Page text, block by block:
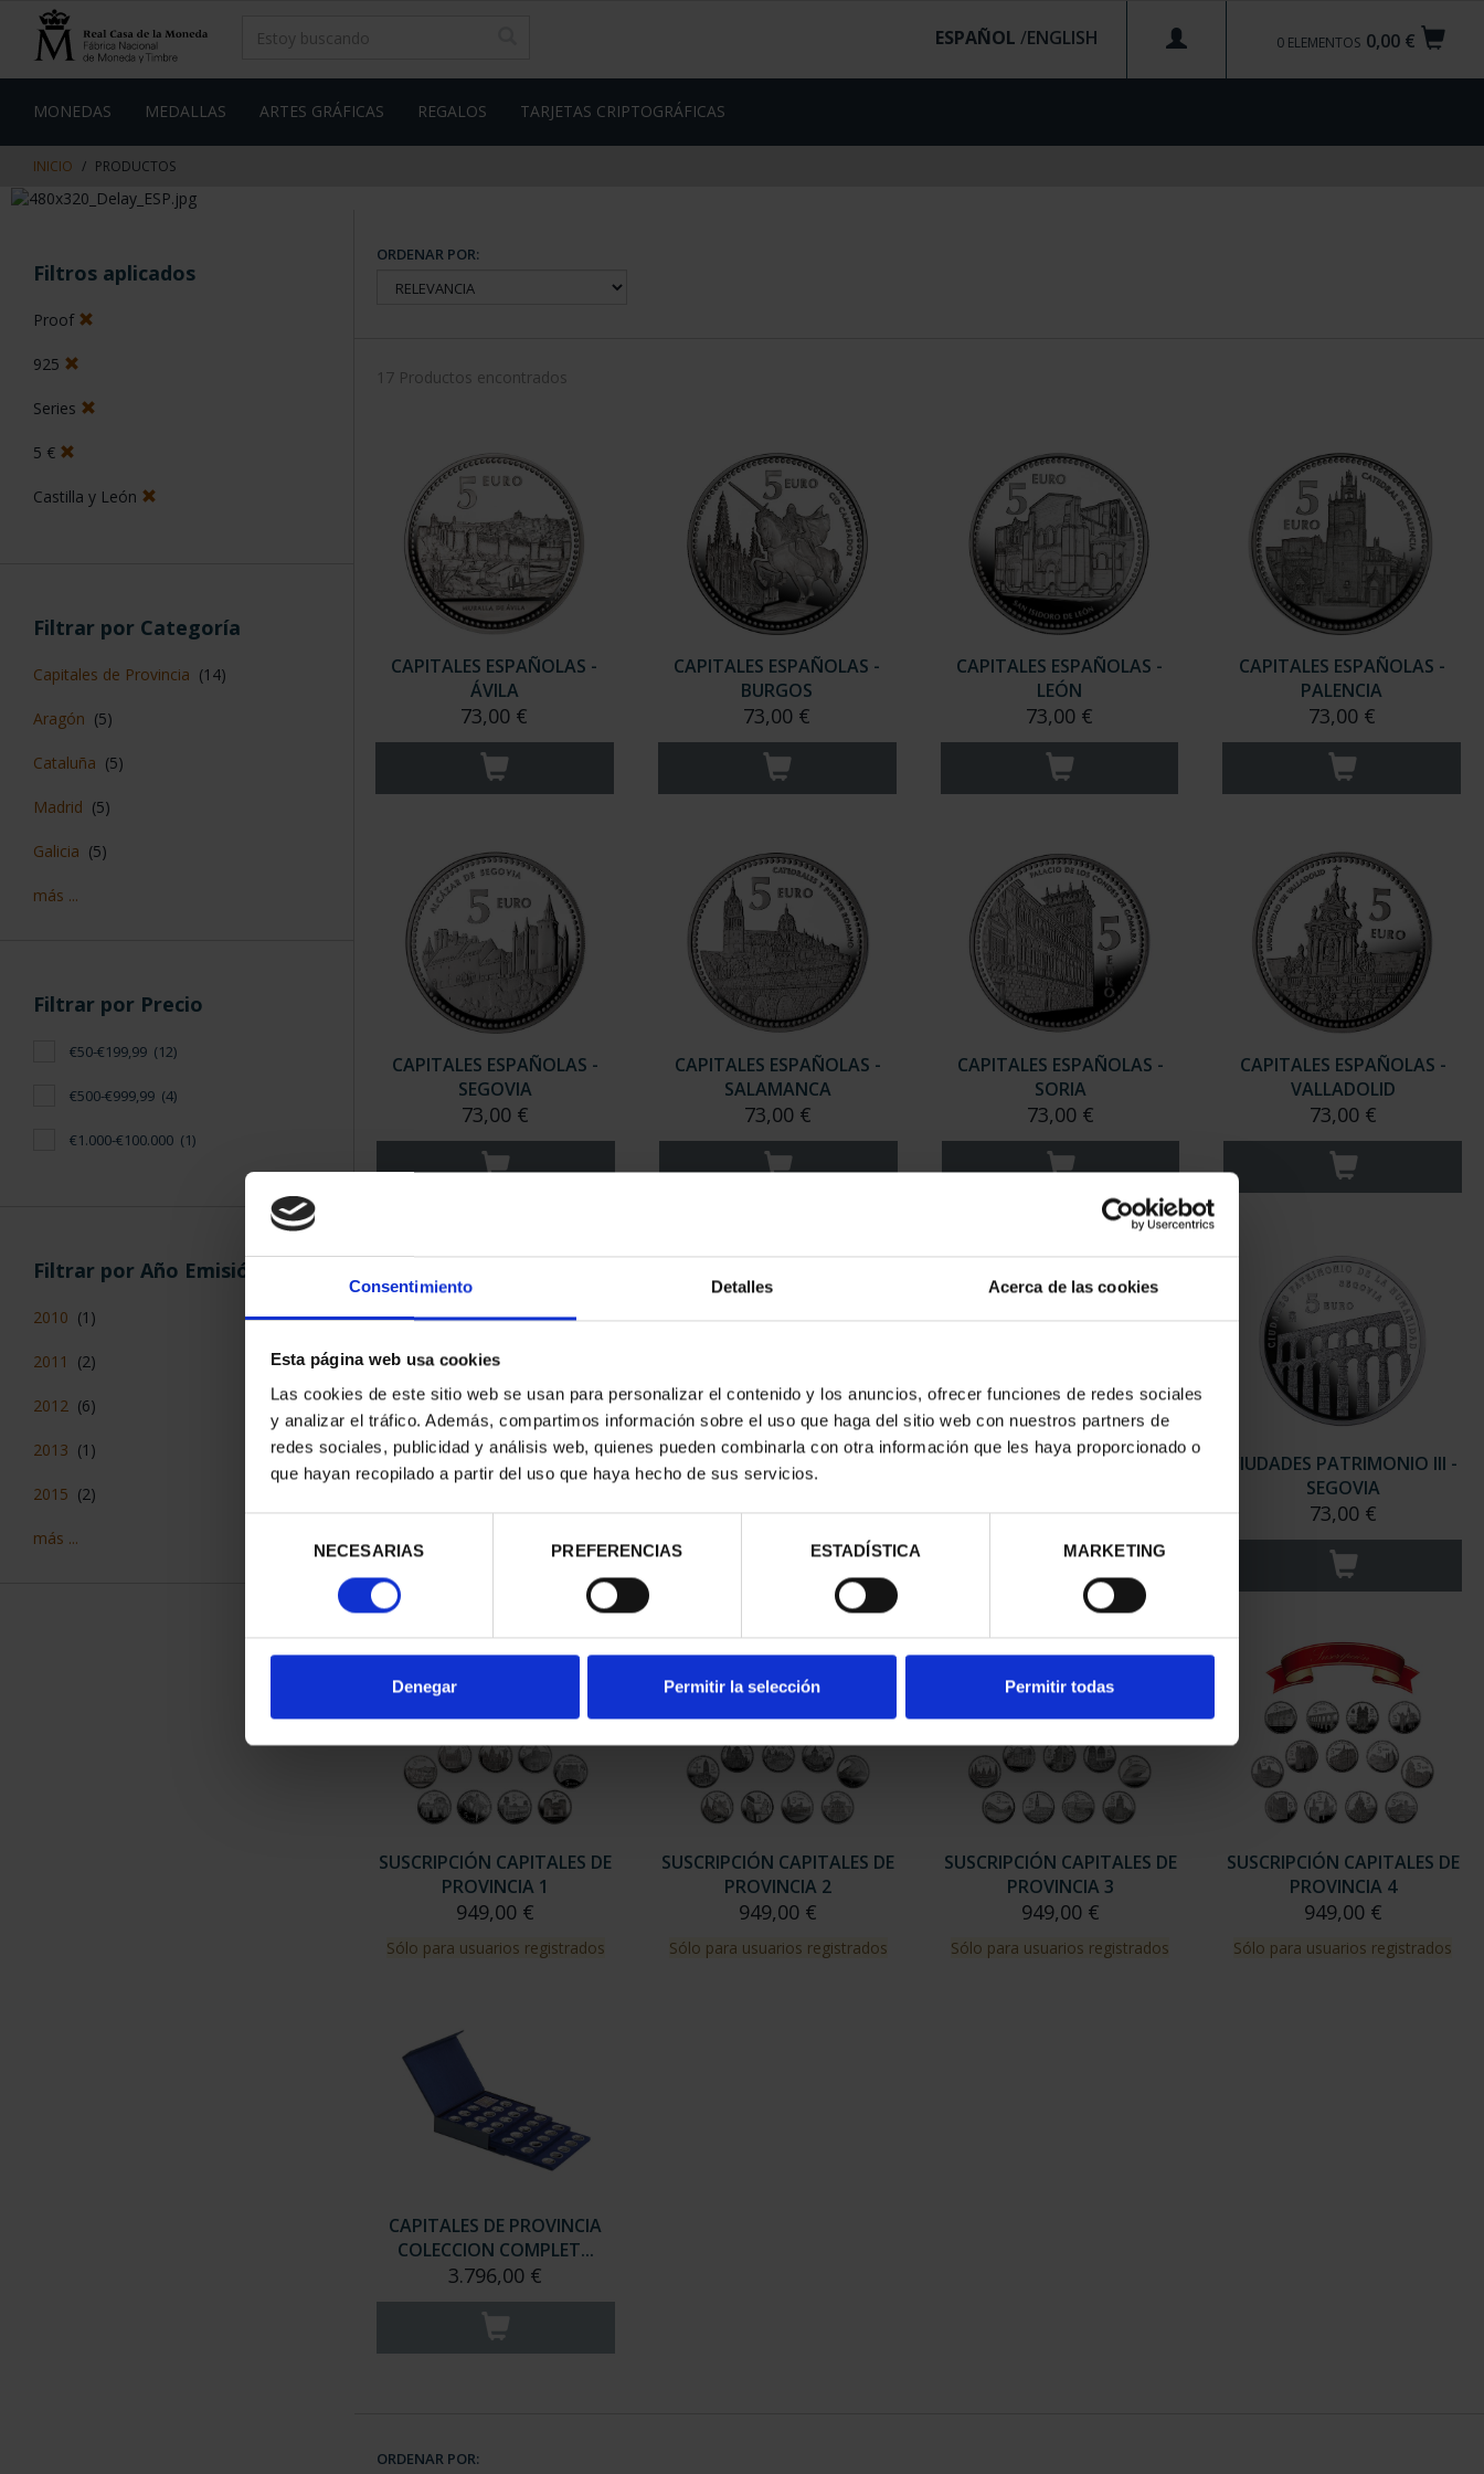
Consentimiento Detalles Acerca de las cookies
Esta página web usa cookies
Las cookies de este sitio web se usan para personalizar el contenido y los anuncios, ofrecer funciones de redes sociales
y analizar el tráfico. Además, compartimos información sobre el uso que haga del sitio web con nuestros partners de
redes sociales, publicidad y análisis web, quienes pueden combinarla con otra información que les haya proporcionado o
que hayan recopilado a partir del uso que haya hecho de sus servicios.
consentimiento
NECESARIAS PREFERENCIAS ESTADÍSTICA MARKETING
Denegar Permitir la selección Permitir todas
contenido
de
0,00 €
0 ELEMENTOS
ESPAÑOL /
MONEDAS MEDALLAS ARTES GRÁFICAS REGALOS TARJETAS CRIPTOGRÁFICAS
INICIO PRODUCTOS
Filtros aplicados
Proof
925
Series
5 €
Castilla y León
Filtrar por Categoría
Capitales de Provincia (14)
Aragón (5)
Cataluña (5)
Madrid (5)
Galicia (5)
más ...
Filtrar por Precio
€50-€199,99 (12)
€500-€999,99 (4)
€1.000-€100.000 (1)
Filtrar por Año Emisión
2010 (1)
2011 (2)
2012 (6)
2013 (1)
2015 (2)
más ...
ORDENAR POR:
17 Productos encontrados
CAPITALES ESPAÑOLAS -
ÁVILA
73,00 €
CAPITALES ESPAÑOLAS -
BURGOS
73,00 €
CAPITALES ESPAÑOLAS -
LEÓN
73,00 €
CAPITALES ESPAÑOLAS -
PALENCIA
73,00 €
CAPITALES ESPAÑOLAS -
SEGOVIA
73,00 €
CAPITALES ESPAÑOLAS -
SALAMANCA
73,00 €
CAPITALES ESPAÑOLAS -
SORIA
73,00 €
CAPITALES ESPAÑOLAS -
VALLADOLID
73,00 €
CAPITALES ESPAÑOLAS -
ZAMORA
73,00 €
CIUDADES PATRIMONIO -
ÁVILA
73,00 €
CIUDADES PATRIMONIO II -
73,00 €
CIUDADES PATRIMONIO III -
SEGOVIA
73,00 €
SUSCRIPCIÓN CAPITALES DE
PROVINCIA 1
949,00 €
Sólo para usuarios registrados
SUSCRIPCIÓN CAPITALES DE
PROVINCIA 2
949,00 €
Sólo para usuarios registrados
SUSCRIPCIÓN CAPITALES DE
PROVINCIA 3
949,00 €
Sólo para usuarios registrados
SUSCRIPCIÓN CAPITALES DE
PROVINCIA 4
949,00 €
Sólo para usuarios registrados
CAPITALES DE PROVINCIA
COLECCION COMPLET...
3.796,00 €
ORDENAR POR: